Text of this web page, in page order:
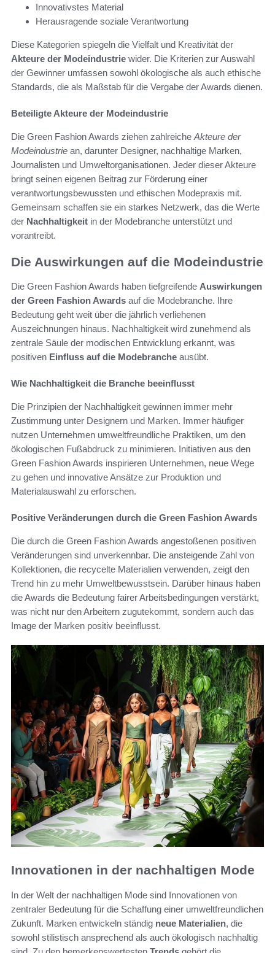
Innovativstes Material
Herausragende soziale Verantwortung
Diese Kategorien spiegeln die Vielfalt und Kreativität der
Akteure der Modeindustrie wider. Die Kriterien zur Auswahl
der Gewinner umfassen sowohl ökologische als auch ethische
Standards, die als Maßstab für die Vergabe der Awards dienen.
Beteiligte Akteure der Modeindustrie
Die Green Fashion Awards ziehen zahlreiche Akteure der
Modeindustrie an, darunter Designer, nachhaltige Marken,
Journalisten und Umweltorganisationen. Jeder dieser Akteure
bringt seinen eigenen Beitrag zur Förderung einer
verantwortungsbewussten und ethischen Modepraxis mit.
Gemeinsam schaffen sie ein starkes Netzwerk, das die Werte
der Nachhaltigkeit in der Modebranche unterstützt und
vorantreibt.
Die Auswirkungen auf die Modeindustrie
Die Green Fashion Awards haben tiefgreifende Auswirkungen
der Green Fashion Awards auf die Modebranche. Ihre
Bedeutung geht weit über die jährlich verliehenen
Auszeichnungen hinaus. Nachhaltigkeit wird zunehmend als
zentrale Säule der modischen Entwicklung erkannt, was
positiven Einfluss auf die Modebranche ausübt.
Wie Nachhaltigkeit die Branche beeinflusst
Die Prinzipien der Nachhaltigkeit gewinnen immer mehr
Zustimmung unter Designern und Marken. Immer häufiger
nutzen Unternehmen umweltfreundliche Praktiken, um den
ökologischen Fußabdruck zu minimieren. Initiativen aus den
Green Fashion Awards inspirieren Unternehmen, neue Wege
zu gehen und innovative Ansätze zur Produktion und
Materialauswahl zu erforschen.
Positive Veränderungen durch die Green Fashion Awards
Die durch die Green Fashion Awards angestoßenen positiven
Veränderungen sind unverkennbar. Die ansteigende Zahl von
Kollektionen, die recycelte Materialien verwenden, zeigt den
Trend hin zu mehr Umweltbewusstsein. Darüber hinaus haben
die Awards die Bedeutung fairer Arbeitsbedingungen verstärkt,
was nicht nur den Arbeitern zugutekommt, sondern auch das
Image der Marken positiv beeinflusst.
Innovationen in der nachhaltigen Mode
In der Welt der nachhaltigen Mode sind Innovationen von
zentraler Bedeutung für die Schaffung einer umweltfreundlichen
Zukunft. Marken entwickeln ständig neue Materialien, die
sowohl stilistisch ansprechend als auch ökologisch nachhaltig